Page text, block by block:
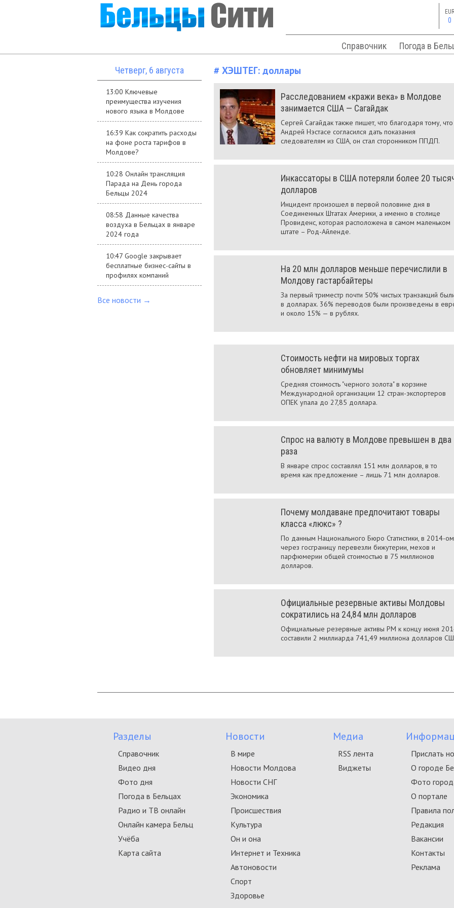
EUR
0
Справочник Погода в
Четверг, 6 августа
13:00 Ключевые
преимущества изучения
нового языка в Молдове
16:39 Как сократить расходы
на фоне роста тарифов в
Молдове?
10:28 Онлайн трансляция
Парада на День города
Бельцы 2024
08:58 Данные качества
воздуха в Бельцах в январе
2024 года
10:47 Google закрывает
бесплатные бизнес-сайты в
профилях компаний
Все новости →
# ХЭШТЕГ: доллары
Расследованием «кражи века» в Молдове
занимается США — Сагайдак
Сергей Сагайдак также пишет, что благодаря тому, что
Андрей Нэстасе согласился дать показания
следователям из США, он стал сторонником ППДП.
Инкассаторы в США потеряли более 20
долларов
Инцидент произошел в первой половине дня в
Соединенных Штатах Америки, а именно в столице
Провиденс, которая расположена в самом маленьком
штате – Род-Айленде.
На 20 млн долларов меньше перечислили в
Молдову гастарбайтеры
За первый триместр почти 50% чистых транзакций
в долларах. 36% переводов были произведены в
и около 15% — в рублях.
Стоимость нефти на мировых торгах
обновляет минимумы
Средняя стоимость "черного золота" в корзине
Международной организации 12 стран-экспортеров
ОПЕК упала до 27,85 доллара.
Спрос на валюту в Молдове превышен в два
раза
В январе спрос составлял 151 млн долларов, в то
время как предложение – лишь 71 млн долларов.
Почему молдаване предпочитают товары
класса «люкс» ?
По данным Национального Бюро Статистики, в 2014-
через госграницу перевезли бижутерии, мехов и
парфюмерии общей стоимостью в 75 миллионов
долларов.
Официальные резервные активы Молдовы
сократились на 24,84 млн долларов
Официальные резервные активы РМ к концу июня
составили 2 миллиарда 741,49 миллиона долларов
Разделы
Справочник
Видео дня
Фото дня
Погода в Бельцах
Радио и ТВ онлайн
Онлайн камера Бельц
Учёба
Карта сайта
Новости
В мире
Новости Молдова
Новости СНГ
Экономика
Происшествия
Культура
Он и она
Интернет и Техника
Автоновости
Спорт
Здоровье
Медиа
RSS лента
Виджеты
Прислать
О городе
Фото
О портале
Правила
Редакция
Вакансии
Контакты
Реклама